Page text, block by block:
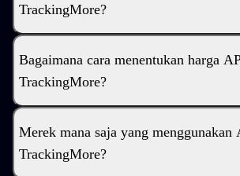
TrackingMore?
Bagaimana cara menentukan harga
TrackingMore?
Merek mana saja yang menggunakan
TrackingMore?